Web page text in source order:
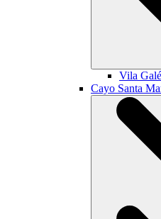
Vila Galé
Cayo Santa